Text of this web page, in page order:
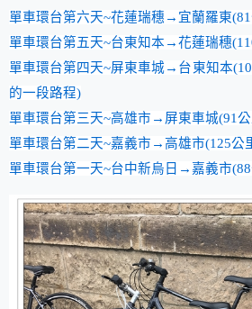
單車環台第六天~花蓮瑞穗→宜蘭羅東
單車環台第五天~台東知本→花蓮瑞穗
單車環台第四天~屏東車城→台東知本
的一段路程)
單車環台第三天~高雄市→屏東車城(91
單車環台第二天~嘉義市→高雄市(125公
單車環台第一天~台中新烏日→嘉義市